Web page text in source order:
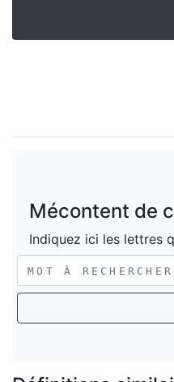
Mécontent de
Indiquez ici les lettres